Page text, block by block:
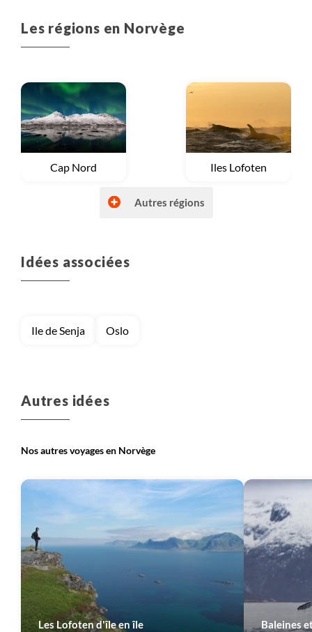
Les régions en Norvège
Voyage
Cap Nord Voyage
Iles Lofoten
Voyage
Laponie norvégienne
Autres régions
Idées associées
Ile de Senja Oslo
Autres idées
Nos autres voyages en Norvège
Les Lofoten d'île en île Baleines